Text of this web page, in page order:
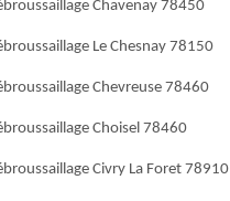
Chavenay 78450
Le Chesnay 78150
Chevreuse 78460
Choisel 78460
Civry La Foret 78910